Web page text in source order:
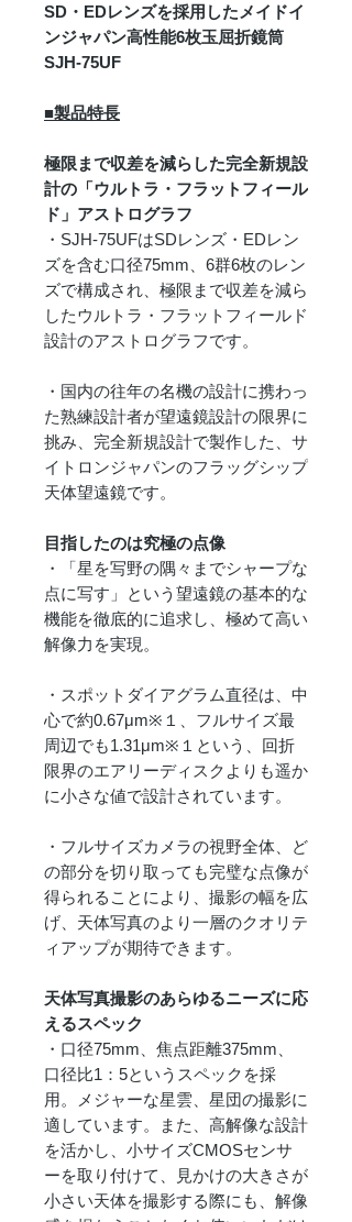
SD・EDレンズを採用したメイドイ
ンジャパン高性能6枚玉屈折鏡筒
SJH-75UF
■製品特長
極限まで収差を減らした完全新規設
計の「ウルトラ・フラットフィール
ド」アストログラフ
・SJH-75UFはSDレンズ・EDレン
ズを含む口径75mm、6群6枚のレン
ズで構成され、極限まで収差を減ら
したウルトラ・フラットフィールド
設計のアストログラフです。
・国内の往年の名機の設計に携わっ
た熟練設計者が望遠鏡設計の限界に
挑み、完全新規設計で製作した、サ
イトロンジャパンのフラッグシップ
天体望遠鏡です。
目指したのは究極の点像
・「星を写野の隅々までシャープな
点に写す」という望遠鏡の基本的な
機能を徹底的に追求し、極めて高い
解像力を実現。
・スポットダイアグラム直径は、中
心で約0.67μm※１、フルサイズ最
周辺でも1.31μm※１という、回折
限界のエアリーディスクよりも遥か
に小さな値で設計されています。
・フルサイズカメラの視野全体、ど
の部分を切り取っても完璧な点像が
得られることにより、撮影の幅を広
げ、天体写真のより一層のクオリテ
ィアップが期待できます。
天体写真撮影のあらゆるニーズに応
えるスペック
・口径75mm、焦点距離375mm、
口径比1：5というスペックを採
用。メジャーな星雲、星団の撮影に
適しています。また、高解像な設計
を活かし、小サイズCMOSセンサ
ーを取り付けて、見かけの大きさが
小さい天体を撮影する際にも、解像